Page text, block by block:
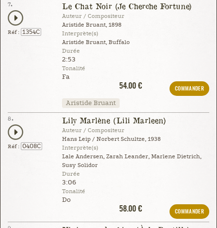
7.
Réf : 1354C
Le Chat Noir (Je Cherche Fortune)
Auteur / Compositeur
Aristide Bruant, 1898
Interprète(s)
Aristide Bruant, Buffalo
Durée
2:53
Tonalité
Fa
54.00 €
COMMANDER
Aristide Bruant
8.
Réf : 0408C
Lily Marlène (Lili Marleen)
Auteur / Compositeur
Hans Leip / Norbert Schultze, 1938
Interprète(s)
Lale Andersen, Zarah Leander, Marlene Dietrich,
Susy Solidor
Durée
3:06
Tonalité
Do
58.00 €
COMMANDER